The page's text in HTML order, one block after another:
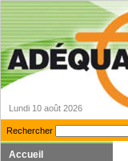
Lundi 10 août 2026
Rechercher
Accueil